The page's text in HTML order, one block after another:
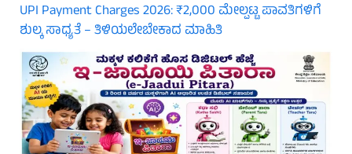
UPI Payment Charges 2026: ₹2,000 ಮೇಲ್ಪಟ್ಟ ಪಾವತಿಗಳಿಗೆ
ಶುಲ್ಕ ಸಾಧ್ಯತೆ – ತಿಳಿಯಲೇಬೇಕಾದ ಮಾಹಿತಿ